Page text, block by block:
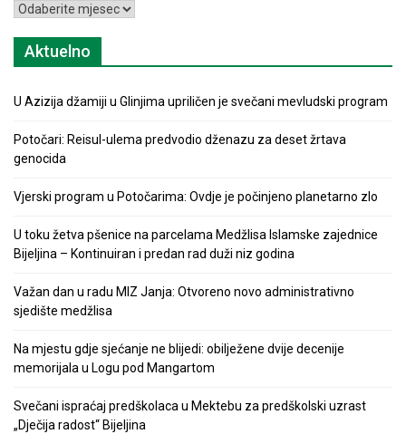
Arhiva
Aktuelno
U Azizija džamiji u Glinjima upriličen je svečani mevludski program
Potočari: Reisul-ulema predvodio dženazu za deset žrtava
genocida
Vjerski program u Potočarima: Ovdje je počinjeno planetarno zlo
U toku žetva pšenice na parcelama Medžlisa Islamske zajednice
Bijeljina – Kontinuiran i predan rad duži niz godina
Važan dan u radu MIZ Janja: Otvoreno novo administrativno
sjedište medžlisa
Na mjestu gdje sjećanje ne blijedi: obilježene dvije decenije
memorijala u Logu pod Mangartom
Svečani ispraćaj predškolaca u Mektebu za predškolski uzrast
„Dječija radost“ Bijeljina